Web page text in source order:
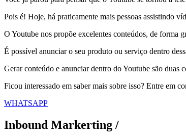
Pois é! Hoje, há praticamente mais pessoas assistindo
O Youtube nos propõe excelentes conteúdos, de forma
É possível anunciar o seu produto ou serviço dentro
Gerar conteúdo e anunciar dentro do Youtube são duas
Ficou interessado em saber mais sobre isso? Entre em
WHATSAPP
Inbound Markerting /